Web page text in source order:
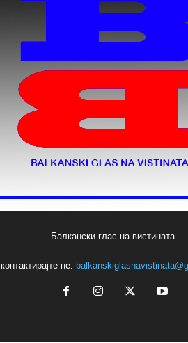
Балкански глас на вистината
контактирајте не: